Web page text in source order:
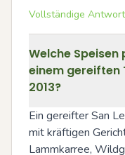
Vollständige
Welche
einem gereiften
2013?
Ein gereifter San
mit kräftigen
Lammkarree,